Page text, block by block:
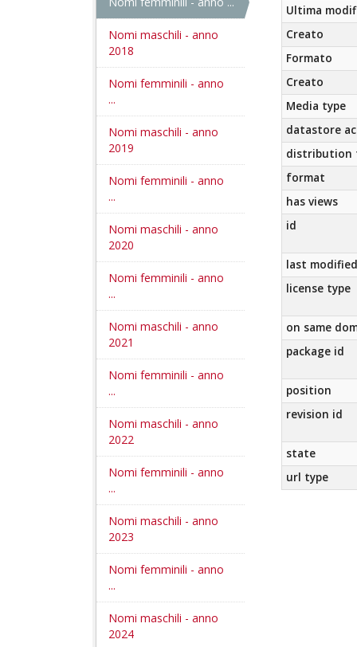
Nomi maschili - anno
2018
Nomi femminili - anno
...
Nomi maschili - anno
2019
Nomi femminili - anno
...
Nomi maschili - anno
2020
Nomi femminili - anno
...
Nomi maschili - anno
2021
Nomi femminili - anno
...
Nomi maschili - anno
2022
Nomi femminili - anno
...
Nomi maschili - anno
2023
Nomi femminili - anno
...
Nomi maschili - anno
2024
Ultima
Creato
Formato
Creato
Media type
datastore
distribution
format
has views
id
last modified
license type
on same
package id
position
revision id
state
url type